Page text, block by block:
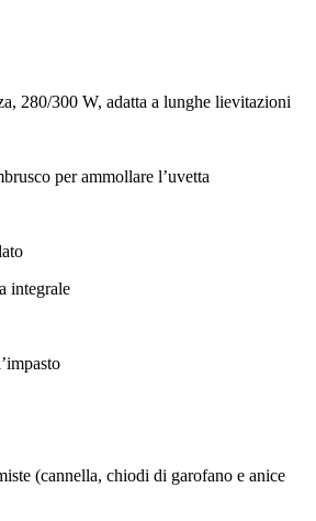
280/300 W, adatta a lunghe lievitazioni
per ammollare l’uvetta
integrale
(cannella, chiodi di garofano e anice